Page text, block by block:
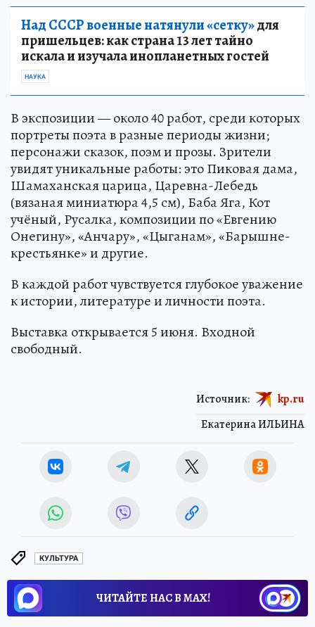
Над СССР военные натянули «сетку»для
пришельцев: как страна 13 лет тайно
искала и изучала инопланетных гостей
НАУКА
В экспозиции — около 40 работ, среди которых
портреты поэта в разные периоды жизни;
персонажи сказок, поэм и прозы. Зрители
увидят уникальные работы: это Пиковая дама,
Шамаханская царица, Царевна-Лебедь
(вязаная миниатюра 4,5 см), Баба Яга, Кот
учёный, Русалка, композиции по «Евгению
Онегину», «Анчару», «Цыганам», «Барышне-
крестьянке» и другие.
В каждой работ чувствуется глубокое уважение
к истории, литературе и личности поэта.
Выставка открывается 5 июня. Входной
свободный.
Екатерина ИЛЬИНА
Источник: kp.ru
КУЛЬТУРА
ЧИТАЙТЕ НАС В МАХ!